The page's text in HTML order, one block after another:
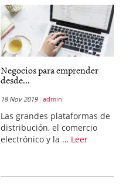
Negocios para emprender
desde...
18 Nov 2019 admin
Las grandes plataformas de
distribución, el comercio
electrónico y la … Leer